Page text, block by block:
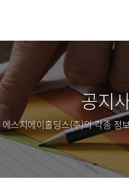
공지
에스지에이홀딩스(주)의 각종 정